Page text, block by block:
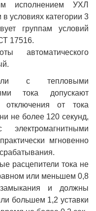
исполнением УХЛ
условиях категории 3
группам условий
17516.
автоматического
с тепловыми
тока допускают
отключения от тока
не более 120 секунд,
мгновенно
расцепители тока не
или меньшем 0,8
и должны
большем 1,2 уставки